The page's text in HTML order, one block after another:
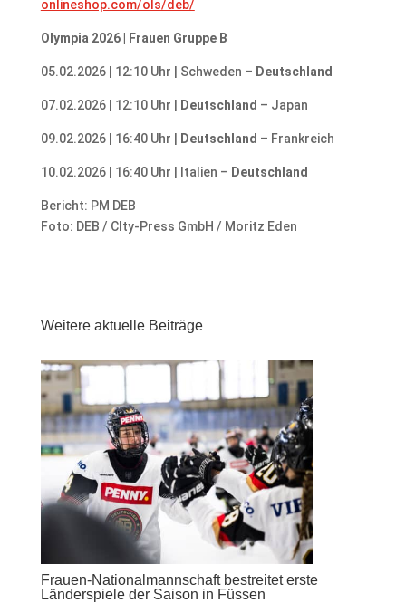
onlineshop.com/ols/deb/
Olympia 2026 | Frauen Gruppe B
05.02.2026 | 12:10 Uhr | Schweden – Deutschland
07.02.2026 | 12:10 Uhr | Deutschland – Japan
09.02.2026 | 16:40 Uhr | Deutschland – Frankreich
10.02.2026 | 16:40 Uhr | Italien – Deutschland
Bericht: PM DEB
Foto: DEB / CIty-Press GmbH / Moritz Eden
Weitere aktuelle Beiträge
Frauen-Nationalmannschaft bestreitet erste
Länderspiele der Saison in Füssen